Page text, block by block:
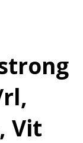
Vit